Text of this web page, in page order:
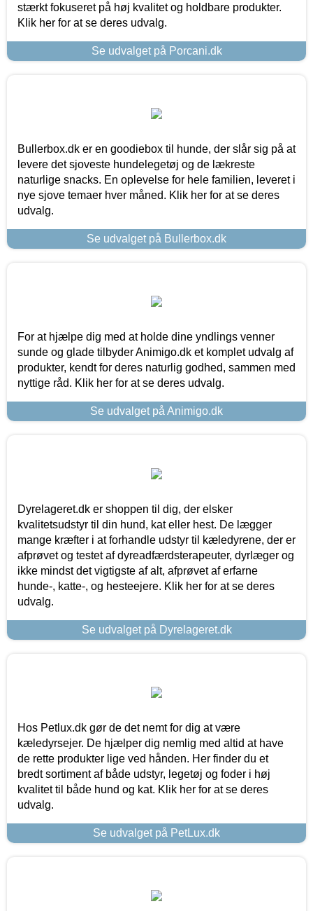
stærkt fokuseret på høj kvalitet og holdbare produkter.
Klik her for at se deres udvalg.
Se udvalget på Porcani.dk
Bullerbox.dk er en goodiebox til hunde, der slår sig på at
levere det sjoveste hundelegetøj og de lækreste
naturlige snacks. En oplevelse for hele familien, leveret i
nye sjove temaer hver måned. Klik her for at se deres
udvalg.
Se udvalget på Bullerbox.dk
For at hjælpe dig med at holde dine yndlings venner
sunde og glade tilbyder Animigo.dk et komplet udvalg af
produkter, kendt for deres naturlig godhed, sammen med
nyttige råd. Klik her for at se deres udvalg.
Se udvalget på Animigo.dk
Dyrelageret.dk er shoppen til dig, der elsker
kvalitetsudstyr til din hund, kat eller hest. De lægger
mange kræfter i at forhandle udstyr til kæledyrene, der er
afprøvet og testet af dyreadfærdsterapeuter, dyrlæger og
ikke mindst det vigtigste af alt, afprøvet af erfarne
hunde-, katte-, og hesteejere. Klik her for at se deres
udvalg.
Se udvalget på Dyrelageret.dk
Hos Petlux.dk gør de det nemt for dig at være
kæledyrsejer. De hjælper dig nemlig med altid at have
de rette produkter lige ved hånden. Her finder du et
bredt sortiment af både udstyr, legetøj og foder i høj
kvalitet til både hund og kat. Klik her for at se deres
udvalg.
Se udvalget på PetLux.dk